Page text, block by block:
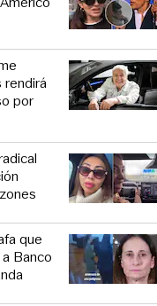
rendirá
por
que
Banco